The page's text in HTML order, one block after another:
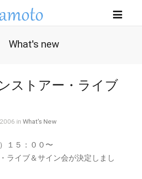
What's new
ストアー・ライブ
in What's New
１５：００〜
ライブ＆サイン会が決定しまし